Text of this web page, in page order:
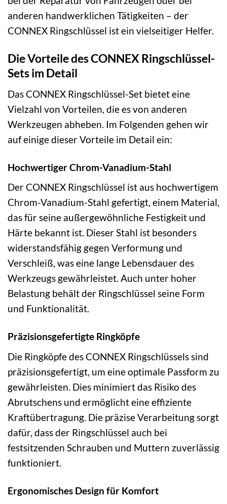
anderen handwerklichen Tätigkeiten – der
CONNEX Ringschlüssel ist ein vielseitiger Helfer.
Die Vorteile des CONNEX Ringschlüssel-
Sets im Detail
Das CONNEX Ringschlüssel-Set bietet eine
Vielzahl von Vorteilen, die es von anderen
Werkzeugen abheben. Im Folgenden gehen wir
auf einige dieser Vorteile im Detail ein:
Hochwertiger Chrom-Vanadium-Stahl
Der CONNEX Ringschlüssel ist aus hochwertigem
Chrom-Vanadium-Stahl gefertigt, einem Material,
das für seine außergewöhnliche Festigkeit und
Härte bekannt ist. Dieser Stahl ist besonders
widerstandsfähig gegen Verformung und
Verschleiß, was eine lange Lebensdauer des
Werkzeugs gewährleistet. Auch unter hoher
Belastung behält der Ringschlüssel seine Form
und Funktionalität.
Präzisionsgefertigte Ringköpfe
Die Ringköpfe des CONNEX Ringschlüssels sind
präzisionsgefertigt, um eine optimale Passform zu
gewährleisten. Dies minimiert das Risiko des
Abrutschens und ermöglicht eine effiziente
Kraftübertragung. Die präzise Verarbeitung sorgt
dafür, dass der Ringschlüssel auch bei
festsitzenden Schrauben und Muttern zuverlässig
funktioniert.
Ergonomisches Design für Komfort